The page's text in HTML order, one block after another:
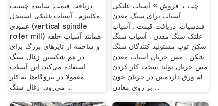
دریافت قیمت; ساینده چیست
مکانیزم . آسیاب غلتکی اسپیندل
عمودی (vertical spindle
roller mill) همانند آسیاب حلقه
و ساچمه از تایرهای بزرگ برای
در هم شکستن زغال سنگ
استفاده می‌کند. این آسیاب
معمولا در نیروگاه‌ها به کار
می‌رود.. زغال سنگ ...
چت با فروش » آسیاب غلتکی
آسیاب برای سنگ معدن
فلدسپات. دریافت قیمت . آسیاب
غلتک سنگ معدن . آسیاب سنگ
شکن توپ مستولید کنندگان سنگ
شکن . مس جریان آسیاب معدن
مس جریان تولید سخت کار کردن
له ورق داردمس در جریان خون
بر روی معادن ...